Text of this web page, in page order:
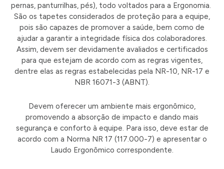
pernas, panturrilhas, pés), todo voltados para a Ergonomia.
São os tapetes considerados de proteção para a equipe,
pois são capazes de promover a saúde, bem como de
ajudar a garantir a integridade física dos colaboradores.
Assim, devem ser devidamente avaliados e certificados
para que estejam de acordo com as regras vigentes,
dentre elas as regras estabelecidas pela NR-10, NR-17 e
NBR 16071-3 (ABNT).
Devem oferecer um ambiente mais ergonômico,
promovendo a absorção de impacto e dando mais
segurança e conforto à equipe. Para isso, deve estar de
acordo com a Norma NR 17 (117.000-7) e apresentar o
Laudo Ergonômico correspondente.